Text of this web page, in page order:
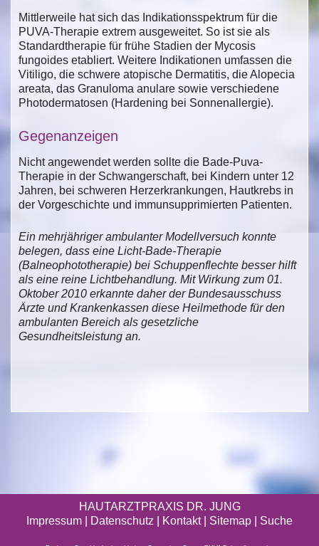
Mittlerweile hat sich das Indikationsspektrum für die
PUVA-Therapie extrem ausgeweitet. So ist sie als
Standardtherapie für frühe Stadien der Mycosis
fungoides etabliert. Weitere Indikationen umfassen die
Vitiligo, die schwere atopische Dermatitis, die Alopecia
areata, das Granuloma anulare sowie verschiedene
Photodermatosen (Hardening bei Sonnenallergie).
Gegenanzeigen
Nicht angewendet werden sollte die Bade-Puva-
Therapie in der Schwangerschaft, bei Kindern unter 12
Jahren, bei schweren Herzerkrankungen, Hautkrebs in
der Vorgeschichte und immunsupprimierten Patienten.
Ein mehrjähriger ambulanter Modellversuch konnte
belegen, dass eine Licht-Bade-Therapie
(Balneophototherapie) bei Schuppenflechte besser hilft
als eine reine Lichtbehandlung. Mit Wirkung zum 01.
Oktober 2010 erkannte daher der Bundesausschuss
Ärzte und Krankenkassen diese Heilmethode für den
ambulanten Bereich als gesetzliche
Gesundheitsleistung an.
HAUTARZTPRAXIS DR. JUNG
Impressum
Datenschutz | Kontakt | Sitemap Suche